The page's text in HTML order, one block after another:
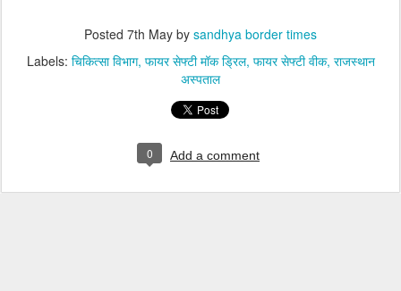
Posted 7th May by sandhya border times
Labels: चिकित्सा विभाग फायर सेफ्टी मॉक ड्रिल फायर सेफ्टी वीक राजस्थान
अस्पताल
0 Add a comment